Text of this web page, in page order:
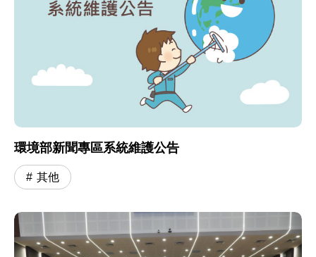
環境部新聞專區系統維護公告
其他